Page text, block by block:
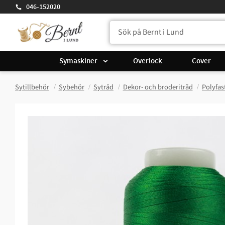
046-152020
Symaskiner Overlock Cover
Sytillbehör Sybehör Sytråd Dekor- och broderitråd